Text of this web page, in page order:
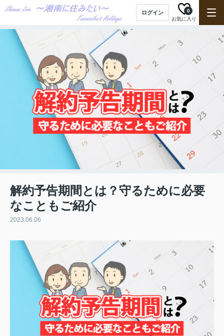
ログイン
お気に入り
0
解約予告期間とは？守るために必要
なこともご紹介
2023.06.06